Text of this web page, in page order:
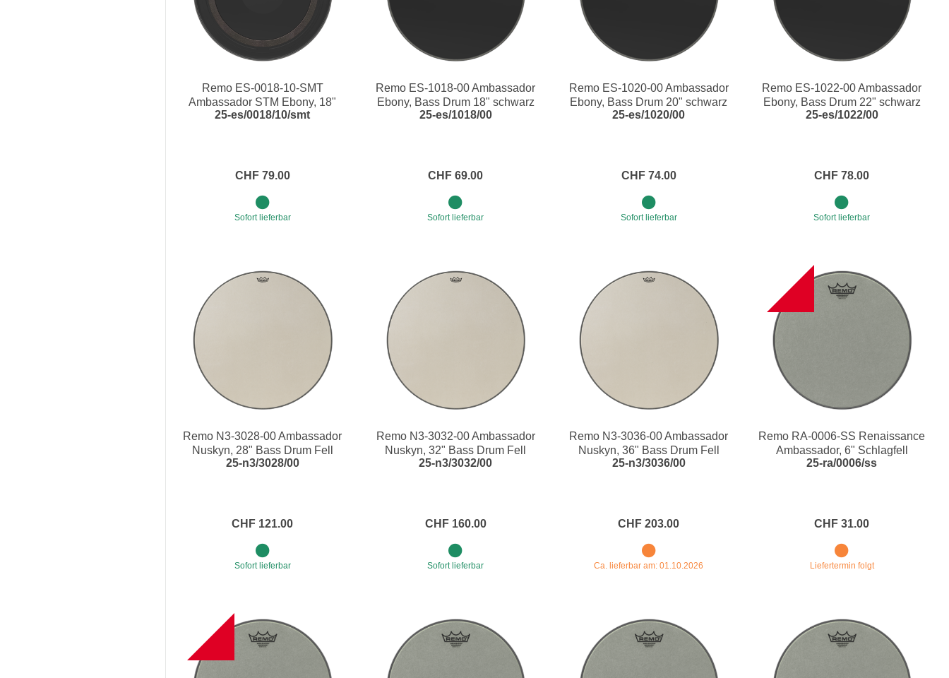
Remo ES-0018-10-SMT
Ambassador STM Ebony, 18"
Schlagfell
25-es/0018/10/smt
CHF 79.00
Sofort lieferbar
Remo ES-1018-00 Ambassador
Ebony, Bass Drum 18" schwarz
25-es/1018/00
CHF 69.00
Sofort lieferbar
Remo ES-1020-00 Ambassador
Ebony, Bass Drum 20" schwarz
25-es/1020/00
CHF 74.00
Sofort lieferbar
Remo ES-1022-00 Ambassador
Ebony, Bass Drum 22" schwarz
25-es/1022/00
CHF 78.00
Sofort lieferbar
Remo N3-3028-00 Ambassador
Nuskyn, 28" Bass Drum Fell
25-n3/3028/00
CHF 121.00
Sofort lieferbar
Remo N3-3032-00 Ambassador
Nuskyn, 32" Bass Drum Fell
25-n3/3032/00
CHF 160.00
Sofort lieferbar
Remo N3-3036-00 Ambassador
Nuskyn, 36" Bass Drum Fell
25-n3/3036/00
CHF 203.00
Ca. lieferbar am: 01.10.2026
Remo RA-0006-SS Renaissance
Ambassador, 6" Schlagfell
25-ra/0006/ss
CHF 31.00
Liefertermin folgt